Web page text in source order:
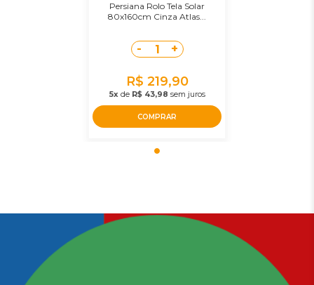
Persiana Rolo Tela Solar
80x160cm Cinza Atlas...
- 1 +
R$ 219,90
5xde R$ 43,98 sem juros
COMPRAR